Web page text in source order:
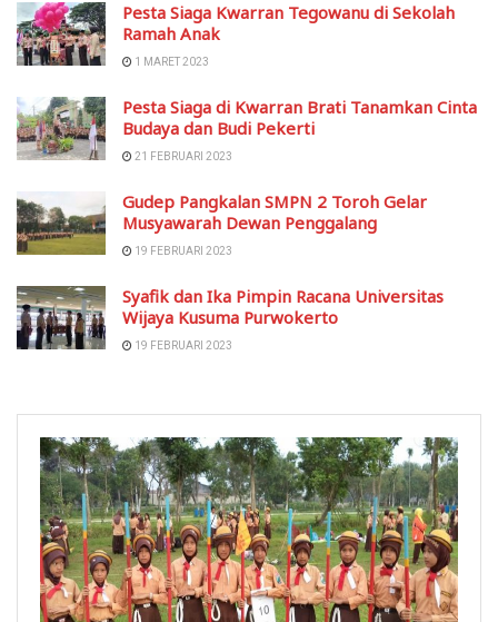
Pesta Siaga Kwarran Tegowanu di Sekolah
Ramah Anak
1 MARET 2023
Pesta Siaga di Kwarran Brati Tanamkan Cinta
Budaya dan Budi Pekerti
21 FEBRUARI 2023
Gudep Pangkalan SMPN 2 Toroh Gelar
Musyawarah Dewan Penggalang
19 FEBRUARI 2023
Syafik dan Ika Pimpin Racana Universitas
Wijaya Kusuma Purwokerto
19 FEBRUARI 2023